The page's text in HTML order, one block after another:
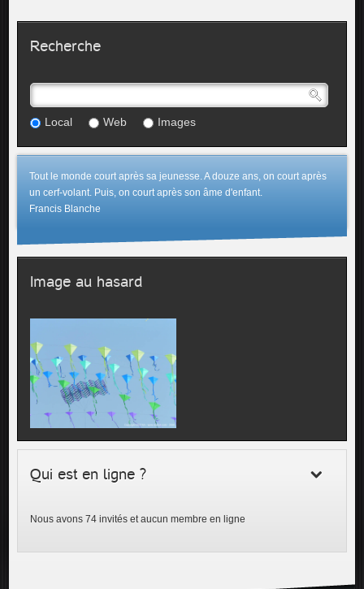
Recherche
Local Web Images
Tout le monde court après sa jeunesse. A douze ans, on court après
un cerf-volant. Puis, on court après son âme d'enfant.
Francis Blanche
Image au hasard
Qui est en ligne ?
Nous avons 74 invités et aucun membre en ligne